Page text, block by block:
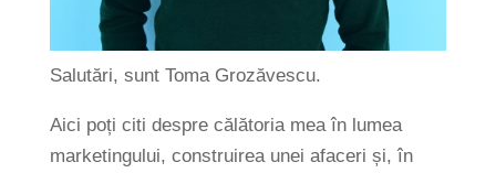
Salutări, sunt Toma Grozăvescu.
Aici poți citi despre călătoria mea în lumea
marketingului, construirea unei afaceri și, în